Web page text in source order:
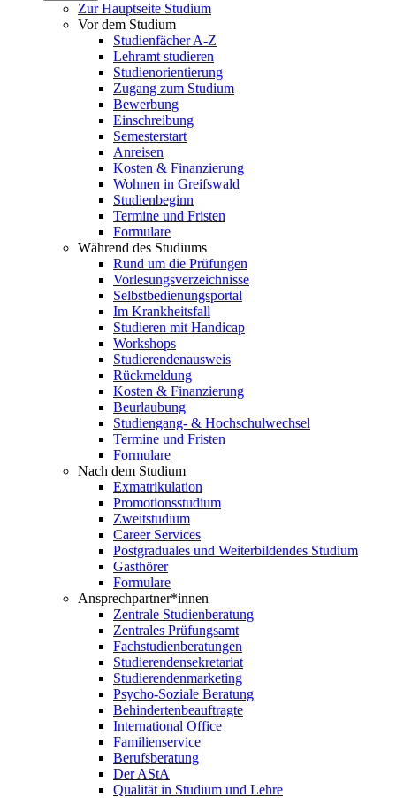
Zur Hauptseite Studium
Vor dem Studium
Studienfächer A-Z
Lehramt studieren
Studienorientierung
Zugang zum Studium
Bewerbung
Einschreibung
Semesterstart
Anreisen
Kosten & Finanzierung
Wohnen in Greifswald
Studienbeginn
Termine und Fristen
Formulare
Während des Studiums
Rund um die Prüfungen
Vorlesungsverzeichnisse
Selbstbedienungsportal
Im Krankheitsfall
Studieren mit Handicap
Workshops
Studierendenausweis
Rückmeldung
Kosten & Finanzierung
Beurlaubung
Studiengang- & Hochschulwechsel
Termine und Fristen
Formulare
Nach dem Studium
Exmatrikulation
Promotionsstudium
Zweitstudium
Career Services
Postgraduales und Weiterbildendes Studium
Gasthörer
Formulare
Ansprechpartner*innen
Zentrale Studienberatung
Zentrales Prüfungsamt
Fachstudienberatungen
Studierendensekretariat
Studierendenmarketing
Psycho-Soziale Beratung
Behindertenbeauftragte
International Office
Familienservice
Berufsberatung
Der AStA
Qualität in Studium und Lehre